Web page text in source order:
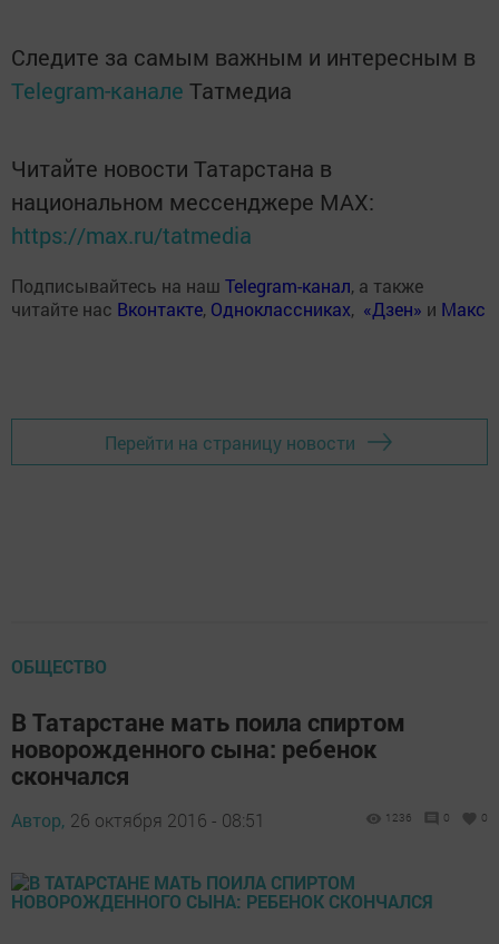
Следите за самым важным и интересным в
Telegram-канале Татмедиа
Читайте новости Татарстана в
национальном мессенджере MАХ:
https://max.ru/tatmedia
Подписывайтесь на наш Telegram-канал, а также
читайте нас Вконтакте, Одноклассниках, «Дзен» и Макс
Перейти на страницу новости
ОБЩЕСТВО
В Татарстане мать поила спиртом
новорожденного сына: ребенок
скончался
Автор, 26 октября 2016 - 08:51 1236 0 0